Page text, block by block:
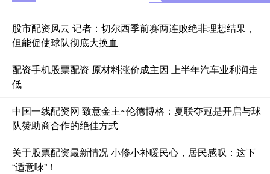
股市配资风云 记者：切尔西季前赛两连败绝非理想结果，
但能促使球队彻底大换血
配资手机股票配资 原材料涨价成主因 上半年汽车业利润走
低
中国一线配资网 致意金主~伦德博格：夏联夺冠是开启与球
队赞助商合作的绝佳方式
关于股票配资最新情况 小修小补暖民心，居民感叹：这下
“适意唻”！